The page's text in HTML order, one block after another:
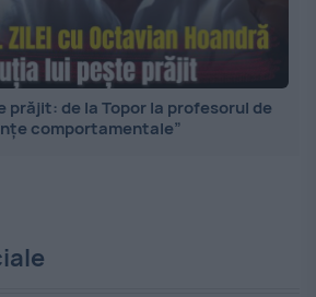
prăjit: de la Topor la profesorul de
comportamentale”